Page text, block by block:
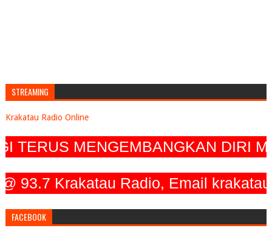
STREAMING
Krakatau Radio Online
MENGEMBANGKAN DIRI
Krakatau Radio, Email
FACEBOOK